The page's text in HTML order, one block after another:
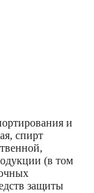
и
спирт
(в том
защиты